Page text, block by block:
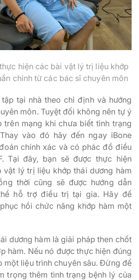
hiện các bài vật lý trị liệu khớp
chỉnh từ các bác sĩ chuyên môn
tại nhà theo chỉ định và hướng
môn. Tuyệt đối không nên tự ý
trên mạng khi chưa biết tình trạng
vào đó hãy đến ngay iBone
chính xác và có phác đồ điều
Tại đây, bạn sẽ được thực hiện
vật lý trị liệu khớp thái dương hàm
thời cũng sẽ được hướng dẫn
hỗ trợ điều trị tại gia. Hãy để
hồi chức năng khớp hàm một
dương hàm là giải pháp then chốt
hàm. Nếu nó được thực hiện đúng
một liệu trình chuyên sâu. Đừng để
trọng thêm tình trạng bệnh lý của